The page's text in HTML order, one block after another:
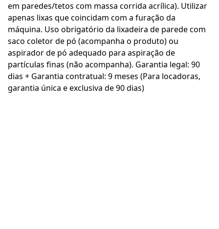
em paredes/tetos com massa corrida acrílica). Utilizar
apenas lixas que coincidam com a furação da
máquina. Uso obrigatório da lixadeira de parede com
saco coletor de pó (acompanha o produto) ou
aspirador de pó adequado para aspiração de
partículas finas (não acompanha). Garantia legal: 90
dias + Garantia contratual: 9 meses (Para locadoras,
garantia única e exclusiva de 90 dias)